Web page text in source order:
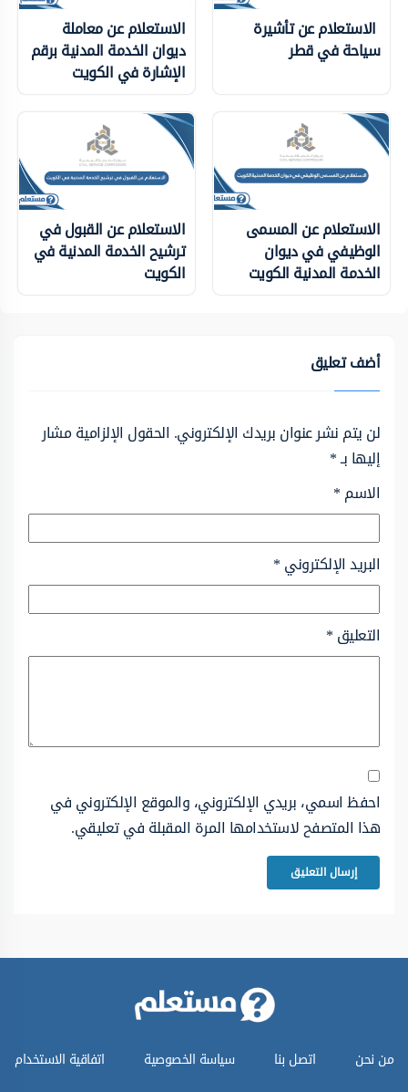
الاستعلام عن تأشيرة
سياحة في قطر
الاستعلام عن معاملة
ديوان الخدمة المدنية برقم
الإشارة في الكويت
الاستعلام عن المسمى
الوظيفي في ديوان
الخدمة المدنية الكويت
الاستعلام عن القبول في
ترشيح الخدمة المدنية في
الكويت
أضف تعليق
لن يتم نشر عنوان بريدك الإلكتروني. الحقول الإلزامية مشار
إليها بـ*
الاسم*
البريد الإلكتروني*
التعليق*
احفظ اسمي، بريدي الإلكتروني، والموقع الإلكتروني في
هذا المتصفح لاستخدامها المرة المقبلة في تعليقي.
من نحن اتصل بنا سياسة الخصوصية اتفاقية الاستخدام